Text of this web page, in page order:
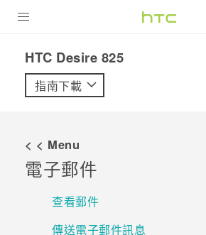
VIVE
優惠專區
HTC Desire 825‎
指南下載
< < Menu
電子郵件
查看郵件
傳送電子郵件訊息